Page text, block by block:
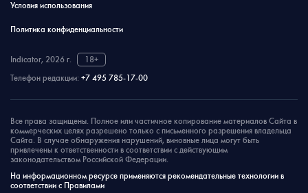
Условия использования
Политика конфиденциальности
Indicator, 2026 г.
18+
Телефон редакции: +7 495 785-17-00
Все права защищены. Полное или частичное копирование материалов Сайта в
коммерческих целях разрешено только с письменного разрешения владельца
Сайта. В случае обнаружения нарушений, виновные лица могут быть
привлечены к ответственности в соответствии с действующим
законодательством Российской Федерации.
На информационном ресурсе применяются рекомендательные технологии в
соответствии с Правилами